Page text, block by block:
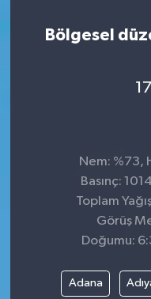
Bölgesel
Nem: %73,
Basınç:
Toplam
Görüş
Doğumu:
Adana